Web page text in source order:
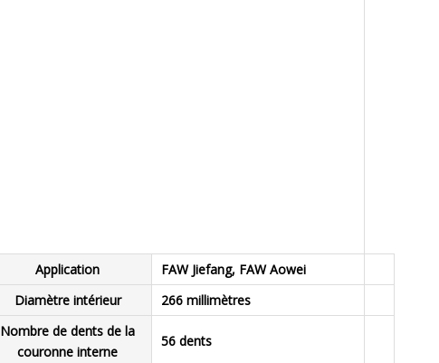
Application
FAW Jiefang, FAW Aowei
Diamètre intérieur
266 millimètres
Nombre de dents de la
couronne interne
56 dents